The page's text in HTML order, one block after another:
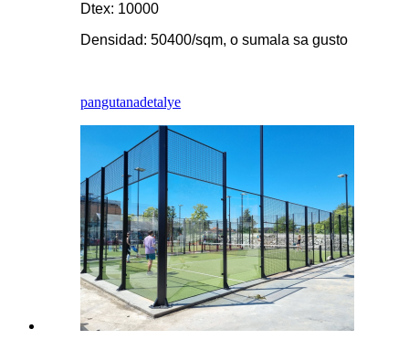
Dtex: 10000
Densidad: 50400/sqm, o sumala sa gusto
pangutanadetalye